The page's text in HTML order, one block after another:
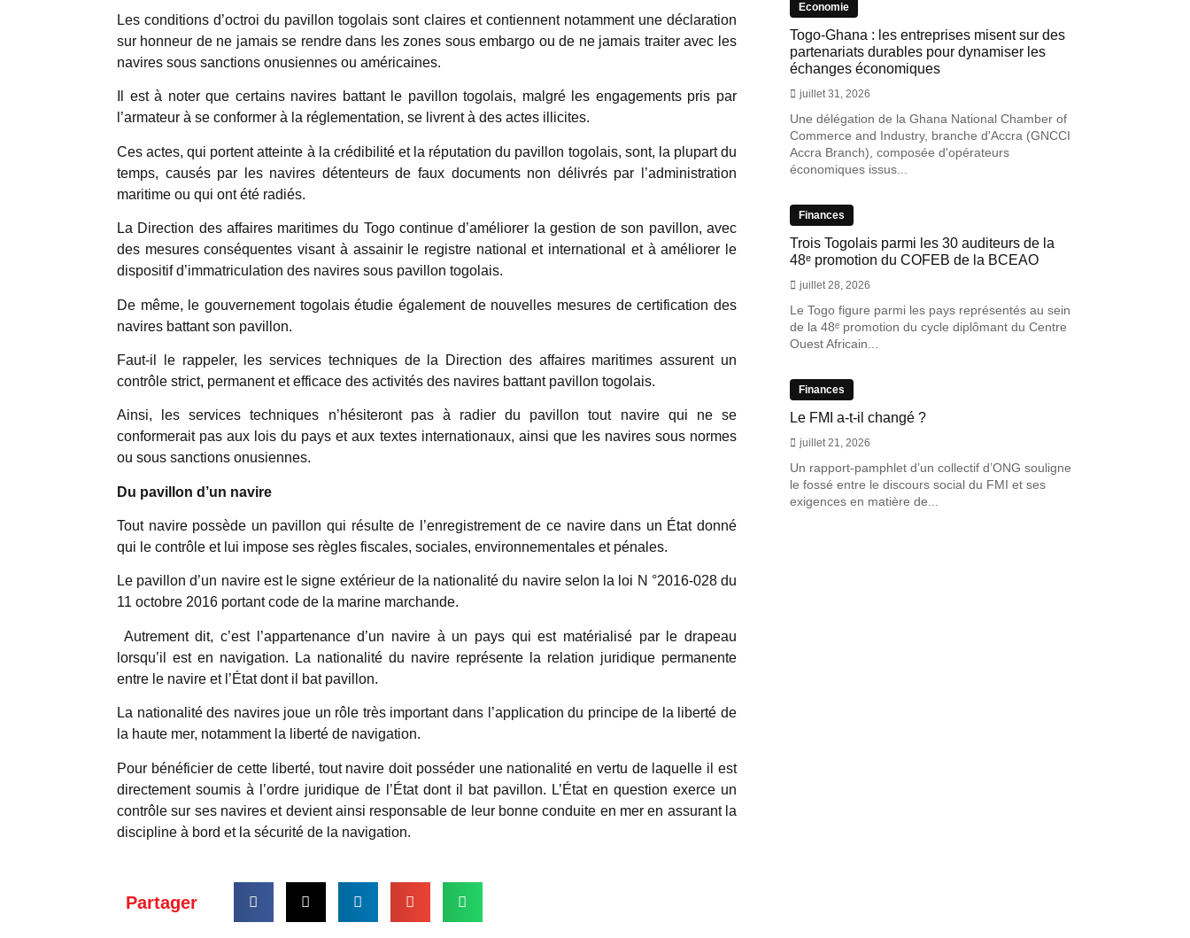
Les conditions d’octroi du pavillon togolais sont claires et contiennent notamment une déclaration
sur honneur de ne jamais se rendre dans les zones sous embargo ou de ne jamais traiter avec les
navires sous sanctions onusiennes ou américaines.
Il est à noter que certains navires battant le pavillon togolais, malgré les engagements pris par
l’armateur à se conformer à la réglementation, se livrent à des actes illicites.
Ces actes, qui portent atteinte à la crédibilité et la réputation du pavillon togolais, sont, la plupart du
temps, causés par les navires détenteurs de faux documents non délivrés par l’administration
maritime ou qui ont été radiés.
La Direction des affaires maritimes du Togo continue d’améliorer la gestion de son pavillon, avec
des mesures conséquentes visant à assainir le registre national et international et à améliorer le
dispositif d’immatriculation des navires sous pavillon togolais.
De même, le gouvernement togolais étudie également de nouvelles mesures de certification des
navires battant son pavillon.
Faut-il le rappeler, les services techniques de la Direction des affaires maritimes assurent un
contrôle strict, permanent et efficace des activités des navires battant pavillon togolais.
Ainsi, les services techniques n’hésiteront pas à radier du pavillon tout navire qui ne se
conformerait pas aux lois du pays et aux textes internationaux, ainsi que les navires sous normes
ou sous sanctions onusiennes.
Du pavillon d’un navire
Tout navire possède un pavillon qui résulte de l’enregistrement de ce navire dans un État donné
qui le contrôle et lui impose ses règles fiscales, sociales, environnementales et pénales.
Le pavillon d’un navire est le signe extérieur de la nationalité du navire selon la loi N °2016-028 du
11 octobre 2016 portant code de la marine marchande.
Autrement dit, c’est l’appartenance d’un navire à un pays qui est matérialisé par le drapeau
lorsqu’il est en navigation. La nationalité du navire représente la relation juridique permanente
entre le navire et l’État dont il bat pavillon.
La nationalité des navires joue un rôle très important dans l’application du principe de la liberté de
la haute mer, notamment la liberté de navigation.
Pour bénéficier de cette liberté, tout navire doit posséder une nationalité en vertu de laquelle il est
directement soumis à l’ordre juridique de l’État dont il bat pavillon. L’État en question exerce un
contrôle sur ses navires et devient ainsi responsable de leur bonne conduite en mer en assurant la
discipline à bord et la sécurité de la navigation.
Partager
Economie
Togo-Ghana : les entreprises misent sur des
partenariats durables pour dynamiser les
échanges économiques
juillet 31, 2026
Une délégation de la Ghana National Chamber of
Commerce and Industry, branche d'Accra (GNCCI
Accra Branch), composée d'opérateurs
économiques issus...
Finances
Trois Togolais parmi les 30 auditeurs de la
48ᵉ promotion du COFEB de la BCEAO
juillet 28, 2026
Le Togo figure parmi les pays représentés au sein
de la 48ᵉ promotion du cycle diplômant du Centre
Ouest Africain...
Finances
Le FMI a-t-il changé ?
juillet 21, 2026
Un rapport-pamphlet d’un collectif d’ONG souligne
le fossé entre le discours social du FMI et ses
exigences en matière de...